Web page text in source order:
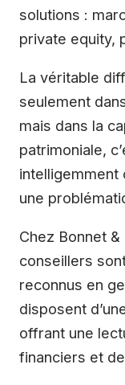
solutions :
private equity,
La véritable
seulement
mais dans la
patrimoniale,
intelligemment
une
Chez Bonnet
conseillers
reconnus en
disposent
offrant une
financiers et